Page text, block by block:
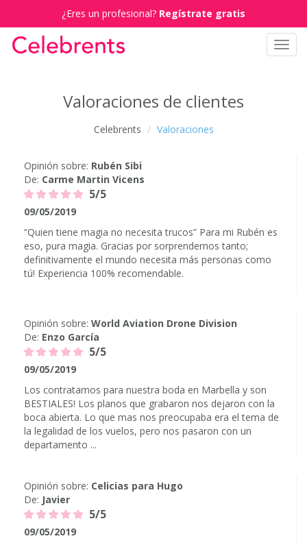
¿Eres un profesional? Regístrate gratis
Valoraciones de clientes
Celebrents Valoraciones
Opinión sobre: Rubén Sibi
De: Carme Martin Vicens
5/5
09/05/2019
“Quien tiene magia no necesita trucos” Para mi Rubén es
eso, pura magia. Gracias por sorprendernos tanto;
definitivamente el mundo necesita más personas como
tú! Experiencia 100% recomendable.
Opinión sobre: World Aviation Drone Division
De: Enzo García
5/5
09/05/2019
Los contratamos para nuestra boda en Marbella y son
BESTIALES! Los planos que grabaron nos dejaron con la
boca abierta. Lo que mas nos preocupaba era el tema de
la legalidad de los vuelos, pero nos pasaron con un
departamento ...
Opinión sobre: Celicias para Hugo
De: Javier
5/5
09/05/2019